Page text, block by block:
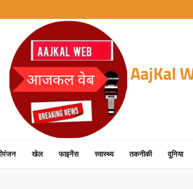
AajKal
खेल फाइनेंस स्वास्थ्य तकनीकी दुनिया